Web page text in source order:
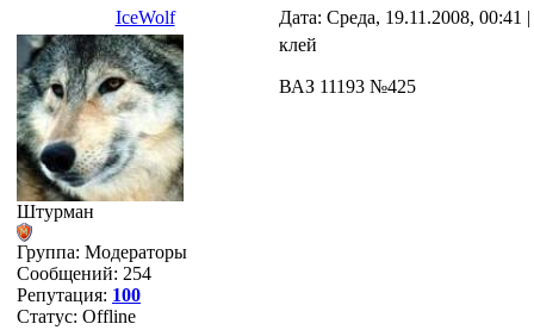
IceWolf Дата: Среда, 19.11.2008,
Штурман
Группа: Модераторы
Сообщений: 254
Репутация: 100
Статус: Offline
клей
ВАЗ 11193 №425